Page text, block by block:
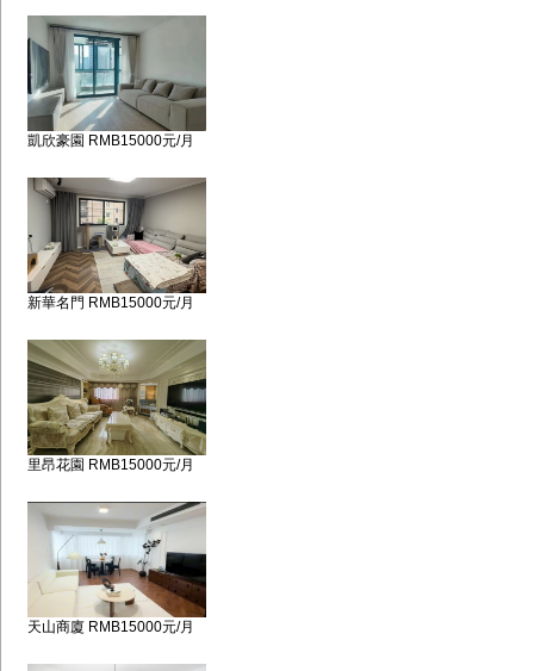
凱欣豪園 RMB15000元/月
新華名門 RMB15000元/月
里昂花園 RMB15000元/月
天山商廈 RMB15000元/月